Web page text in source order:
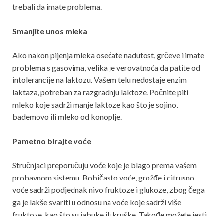
trebali da imate problema.
Smanjite unos mleka
Ako nakon pijenja mleka osećate nadutost, grčeve i imate
problema s gasovima, velika je verovatnoća da patite od
intolerancije na laktozu. Vašem telu nedostaje enzim
laktaza, potreban za razgradnju laktoze. Počnite piti
mleko koje sadrži manje laktoze kao što je sojino,
bademovo ili mleko od konoplje.
Pametno birajte voće
Stručnjaci preporučuju voće koje je blago prema vašem
probavnom sistemu. Bobičasto voće, grožđe i citrusno
voće sadrži podjednak nivo fruktoze i glukoze, zbog čega
ga je lakše svariti u odnosu na voće koje sadrži više
fruktoze, kao što su jabuke ili kruške. Takođe možete jesti